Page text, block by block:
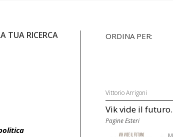
TUA RICERCA ORDINA PER:
Vittorio Arrigoni
Vik vide il
Pagine Esteri